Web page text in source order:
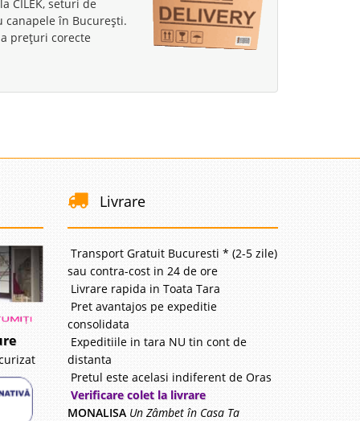
Lei
Lei
CILEK, seturi de
în București.
prețuri corecte
Livrare
Transport Gratuit Bucuresti * (2-5 zile)
sau contra-cost in 24 de ore
Livrare rapida in Toata Tara
Pret avantajos pe expeditie
consolidata
Expeditiile in tara NU tin cont de
distanta
Pretul este acelasi indiferent de Oras
Verificare colet la livrare
MONALISA Un Zâmbet în Casa Ta